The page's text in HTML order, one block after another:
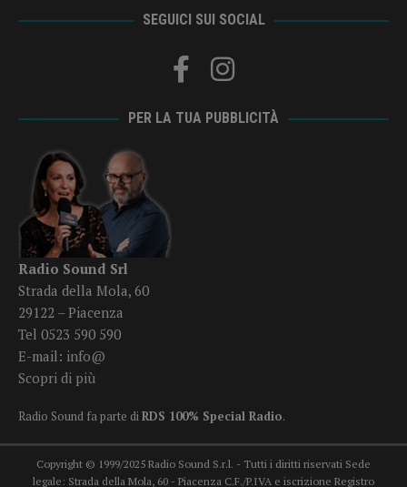
SEGUICI SUI SOCIAL
PER LA TUA PUBBLICITÀ
Radio Sound Srl
Strada della Mola, 60
29122 – Piacenza
Tel 0523 590 590
E-mail: info@
Scopri di più
Radio Sound fa parte diRDS 100% Special Radio.
Copyright © 1999/2025 Radio Sound S.r.l. - Tutti i diritti riservati Sede
legale: Strada della Mola, 60 - Piacenza C.F./P.IVA e iscrizione Registro